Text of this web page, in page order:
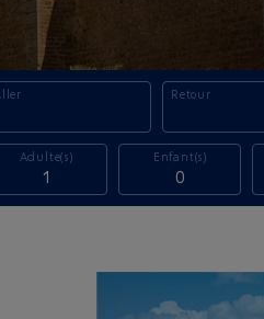
Retour
Adulte(s)
1
Enfant(s)
0